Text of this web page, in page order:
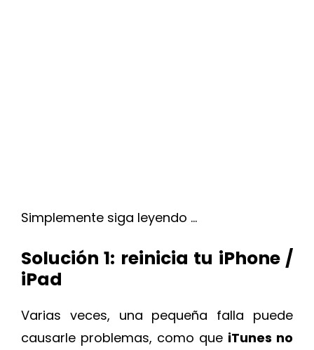
Simplemente siga leyendo …
Solución 1: reinicia tu iPhone /
iPad
Varias veces, una pequeña falla puede
causarle problemas, como que iTunes no